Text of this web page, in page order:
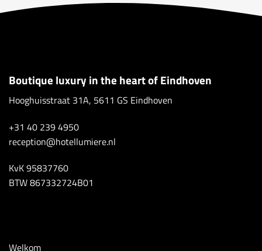
Boutique luxury in the heart of Eindhoven
Hooghuisstraat 31A, 5611 GS Eindhoven
+31 40 239 4950
reception@hotellumiere.nl
KvK 95837760
BTW 867332724B01
Welkom